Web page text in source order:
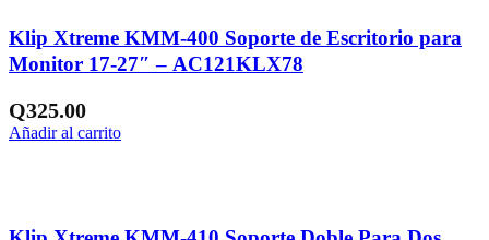
Klip Xtreme KMM-400 Soporte de Escritorio para
Monitor 17-27″ – AC121KLX78
Q325.00
Añadir al carrito